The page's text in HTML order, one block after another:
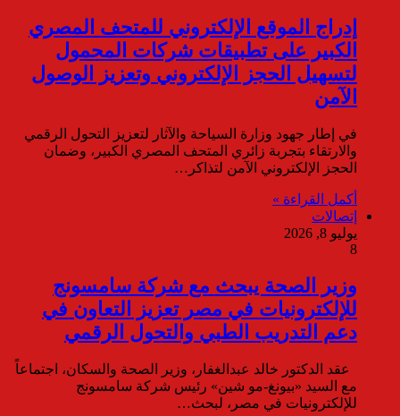
إدراج الموقع الإلكتروني للمتحف المصري
الكبير على تطبيقات شركات المحمول
لتسهيل الحجز الإلكتروني وتعزيز الوصول
الآمن
في إطار جهود وزارة السياحة والآثار لتعزيز التحول الرقمي
والارتقاء بتجربة زائري المتحف المصري الكبير، وضمان
الحجز الإلكتروني الآمن لتذاكر…
أكمل القراءة »
إتصالات
يوليو 8, 2026
8
وزير الصحة يبحث مع شركة سامسونج
للإلكترونيات في مصر تعزيز التعاون في
دعم التدريب الطبي والتحول الرقمي
عقد الدكتور خالد عبدالغفار، وزير الصحة والسكان، اجتماعاً
مع السيد «بيونغ-مو شين» رئيس شركة سامسونج
للإلكترونيات في مصر، لبحث…